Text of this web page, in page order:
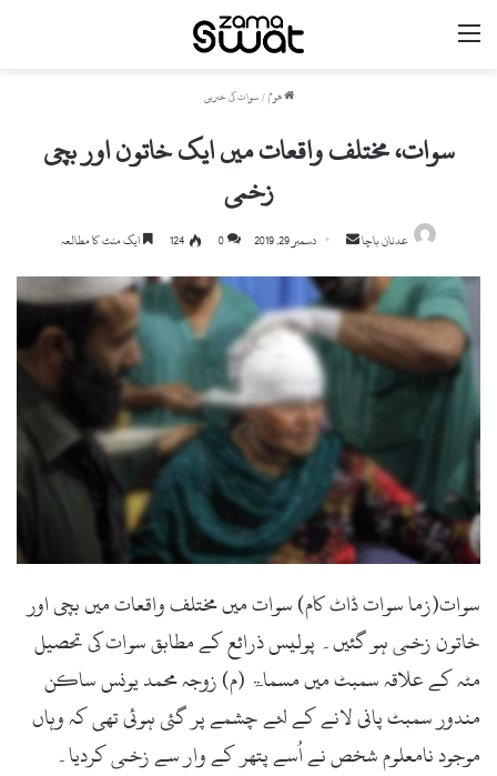
ھوم / سوات کی خبریں
سوات، مختلف واقعات میں ایک خاتون اور بچی
زخمی
عدنان باچا
n
d
a
a
i
l
دسمبر 29, 2019 0
124 ایک منٹ کا مطالعہ
سوات(زما سوات ڈاٹ کام) سوات میں مختلف واقعات میں بچی اور
خاتون زخمی ہو گئیں۔ پولیس ذرائع کے مطابق سوات کی تحصیل
مٹہ کے علاقہ سمبٹ میں مسماۃ (م) زوجہ محمد یونس ساکن
مندور سمبٹ پانی لانے کے لئے چشمے پر گئی ہوئی تھی کہ وہاں
موجود نامعلوم شخص نے اُسے پتھر کے وار سے زخمی کردیا۔